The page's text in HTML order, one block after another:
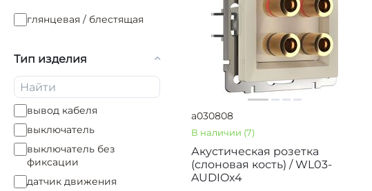
глянцевая / блестящая
Тип изделия
вывод кабеля
выключатель
выключатель без
фиксации
датчик движения
Акустическая розетка
(слоновая кость) / WL03-
AUDIOx4
a030808
В наличии (7)